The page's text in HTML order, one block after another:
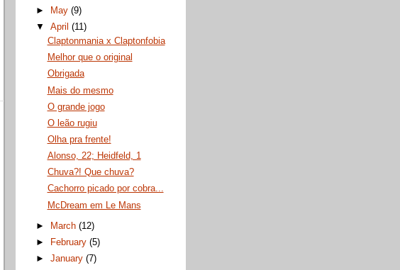
►
May(9)
▼April(11)
Claptonmania x Claptonfobia
Melhor que o original
Obrigada
Mais do mesmo
O grande jogo
O leão rugiu
Olha pra frente!
Alonso, 22; Heidfeld, 1
Chuva?! Que chuva?
Cachorro picado por cobra...
McDream em Le Mans
► March(12)
►
February(5)
►January(7)